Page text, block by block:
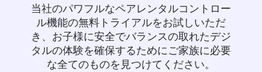
当社のパワフルなペアレンタルコントロー
ル機能の無料トライアルをお試しいただ
き、お子様に安全でバランスの取れたデジ
タルの体験を確保するためにご家族に必要
な全てのものを見つけてください。